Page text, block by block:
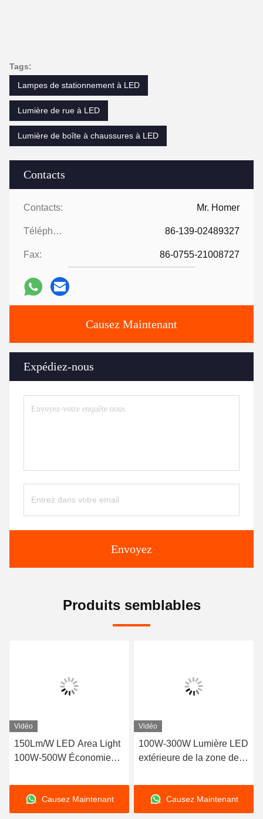
Contacts
Contacts: Mr. Homer
Téléphone: 86-139-02489327
Fax: 86-0755-21008727
Causez Maintenant
Expédiez-nous
Envoyez
Tags:
Lampes de stationnement à LED
Lumière de rue à LED
Lumière de boîte à chaussures à LED
Produits semblables
Vidéo
150Lm/W LED Area Light
100W-500W Économie
mouvement
Causez Maintenant
Vidéo
100W-300W Lumière LED
extérieure de la zone de
les travaux de rue / route
Causez Maintenant